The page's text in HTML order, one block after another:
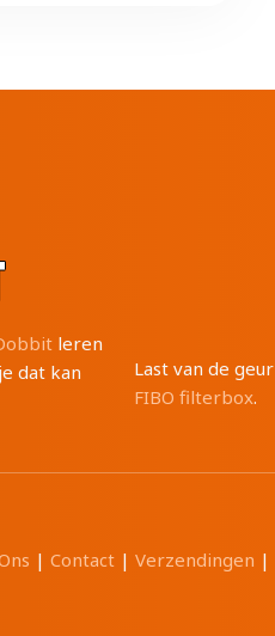
leren
dat kan
Last van de
FIBO filterbox.
| Contact | Verzendingen |